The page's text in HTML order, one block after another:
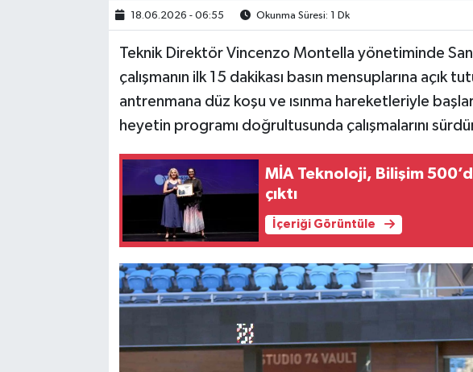
18.06.2026 - 06:55 Okunma Süresi: 1 Dk
Teknik Direktör Vincenzo Montella yönetiminde
çalışmanın ilk 15 dakikası basın mensuplarına açık
antrenmana düz koşu ve ısınma hareketleriyle
heyetin programı doğrultusunda çalışmalarını
MİA Teknoloji, Bilişim
çıktı
İçeriği Görüntüle